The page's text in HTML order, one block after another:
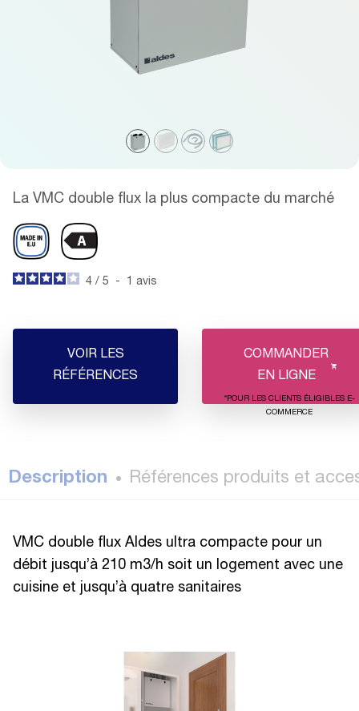
La VMC double flux la plus compacte du marché
4 / 5 - 1 avis
VOIR LES
RÉFÉRENCES
COMMANDER
EN LIGNE
*POUR LES CLIENTS ÉLIGIBLES E-
COMMERCE
Description Références produits et
VMC double flux Aldes ultra compacte pour un
débit jusqu’à 210 m3/h soit un logement avec une
cuisine et jusqu’à quatre sanitaires